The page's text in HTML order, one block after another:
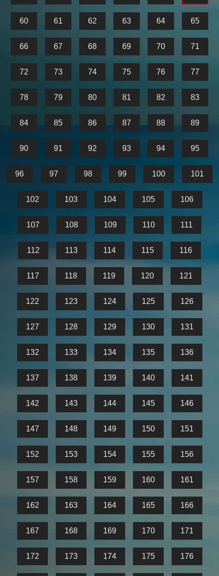
60 61 62 63 64 65
66 67 68 69 70 71
72 73 74 75 76 77
78 79 80 81 82 83
84 85 86 87 88 89
90 91 92 93 94 95
96 97 98 99 100 101
102 103 104 105 106
107 108 109 110 111
112 113 114 115 116
117 118 119 120 121
122 123 124 125 126
127 128 129 130 131
132 133 134 135 136
137 138 139 140 141
142 143 144 145 146
147 148 149 150 151
152 153 154 155 156
157 158 159 160 161
162 163 164 165 166
167 168 169 170 171
172 173 174 175 176